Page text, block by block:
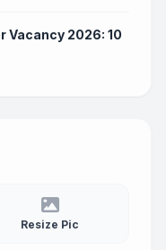
Vacancy 2026: 10
Resize Pic